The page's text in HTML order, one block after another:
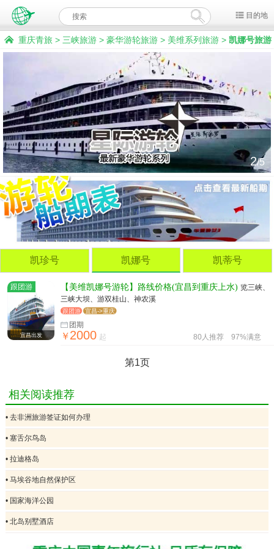
目的地
重庆青旅 > 三峡旅游 > 豪华游轮旅游 > 美维系列旅游 > 凯娜号旅游
2/5
凯珍号 凯娜号 凯蒂号
跟团游
宜昌出发
【美维凯娜号游轮】路线价格(宜昌到重庆上水) 览三峡、
三峡大坝、游双桂山、神农溪
跟团游 宜昌->重庆
团期
￥2000 起 80人推荐 97%满意
第1页
相关阅读推荐
• 去非洲旅游签证如何办理
• 塞舌尔鸟岛
• 拉迪格岛
• 马埃谷地自然保护区
• 国家海洋公园
• 北岛别墅酒店